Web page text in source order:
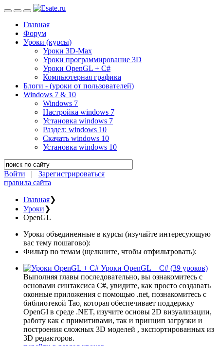
Главная
Форум
Уроки (курсы)
Уроки 3D-Max
Уроки программирование 3D
Уроки OpenGL + C#
Компьютерная графика
Блоги - (уроки от пользователей)
Windows 7 & 10
Windows 7
Настройка windows 7
Установка windows 7
Раздел: windows 10
Скачать windows 10
Установка windows 10
Войти | Зарегистрироваться
правила сайта
Главная❯
Уроки❯
OpenGL
Уроки объединенные в курсы (изучайте интересующую
вас тему пошагово):
Фильтр по темам (щелкните, чтобы отфильтровать):
Уроки OpenGL + C# (39 уроков)
Выполняя главы последовательно, вы ознакомитесь с
основами синтаксиса C#, увидите, как просто создавать
оконные приложения с помощью .net, познакомитесь с
библиотекой Tao, которая обеспечивает поддержку
OpenGl в среде .NET, изучите основы 2D визуализации,
работу как с примитивами, так и принцип загрузки и
построения сложных 3D моделей , экспортированных из
3D редакторов.